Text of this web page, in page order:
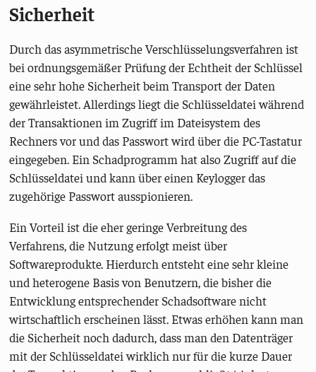
Sicherheit
Durch das asymmetrische Verschlüsselungsverfahren ist
bei ordnungsgemäßer Prüfung der Echtheit der Schlüssel
eine sehr hohe Sicherheit beim Transport der Daten
gewährleistet. Allerdings liegt die Schlüsseldatei während
der Transaktionen im Zugriff im Dateisystem des
Rechners vor und das Passwort wird über die PC-Tastatur
eingegeben. Ein Schadprogramm hat also Zugriff auf die
Schlüsseldatei und kann über einen Keylogger das
zugehörige Passwort ausspionieren.
Ein Vorteil ist die eher geringe Verbreitung des
Verfahrens, die Nutzung erfolgt meist über
Softwareprodukte. Hierdurch entsteht eine sehr kleine
und heterogene Basis von Benutzern, die bisher die
Entwicklung entsprechender Schadsoftware nicht
wirtschaftlich erscheinen lässt. Etwas erhöhen kann man
die Sicherheit noch dadurch, dass man den Datenträger
mit der Schlüsseldatei wirklich nur für die kurze Dauer